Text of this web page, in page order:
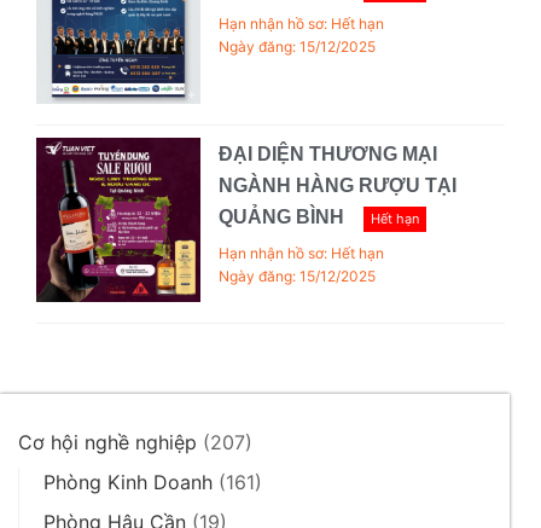
Hạn nhận hồ sơ: Hết hạn
Ngày đăng: 15/12/2025
ĐẠI DIỆN THƯƠNG MẠI
NGÀNH HÀNG RƯỢU TẠI
QUẢNG BÌNH
Hết hạn
Hạn nhận hồ sơ: Hết hạn
Ngày đăng: 15/12/2025
Cơ hội nghề nghiệp (207)
Phòng Kinh Doanh (161)
Phòng Hậu Cần (19)